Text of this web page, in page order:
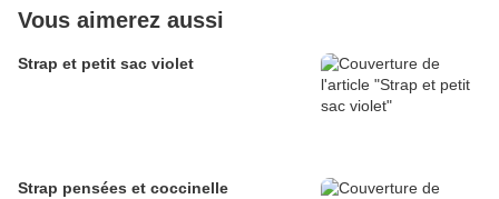
Vous aimerez aussi
Strap et petit sac violet
Strap pensées et coccinelle